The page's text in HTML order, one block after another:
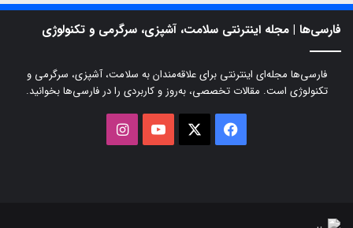
فارسی‌ها | مجله اینترنتی سلامت، آشپزی، سرگرمی و تکنولوژی
فارسی‌ها مجله‌ای اینترنتی برای علاقه‌مندان به سلامت، آشپزی، سرگرمی و
تکنولوژی است. مقالات تخصصی، به‌روز و کاربردی را در فارسی‌ها بخوانید.
فیسبوک یوتیوب